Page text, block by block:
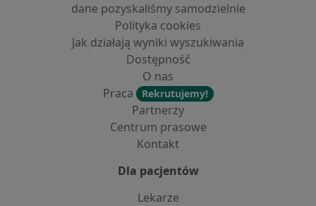
dane pozyskaliśmy samodzielnie
Polityka cookies
Jak działają wyniki wyszukiwania
Dostępność
O nas
Praca
Rekrutujemy!
Partnerzy
Centrum prasowe
Kontakt
Dla pacjentów
Lekarze